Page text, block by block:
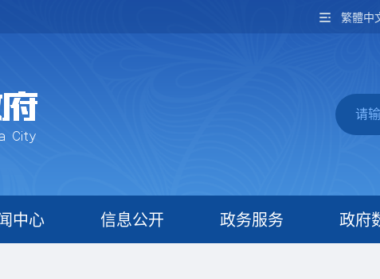
繁體中
中心 信息公开 政务服务 政府